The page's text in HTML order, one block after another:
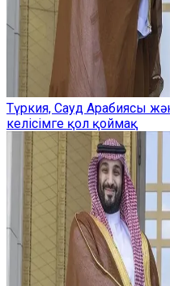
Түркия, Сауд Арабиясы
келісімге қол қоймақ